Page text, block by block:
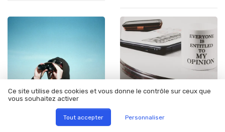
•
29/01/2026
Ce site utilise des cookies et vous donne le contrôle sur ceux que
vous souhaitez activer
Tout accepter Personnaliser